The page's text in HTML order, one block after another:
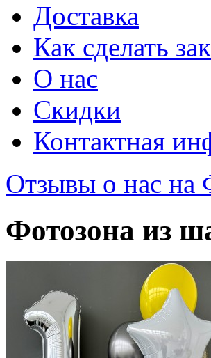
Доставка
Как сделать
О нас
Скидки
Контактная
Отзывы о нас на
Фотозона из